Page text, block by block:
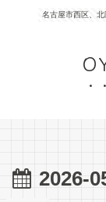
名古屋市西区、
2026-